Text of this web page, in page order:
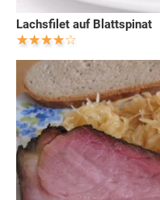
Lachsfilet auf Blattspinat